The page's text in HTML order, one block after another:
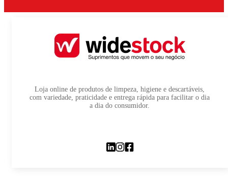
Loja online de produtos de limpeza, higiene e descartáveis,
com variedade, praticidade e entrega rápida para facilitar o dia
a dia do consumidor.